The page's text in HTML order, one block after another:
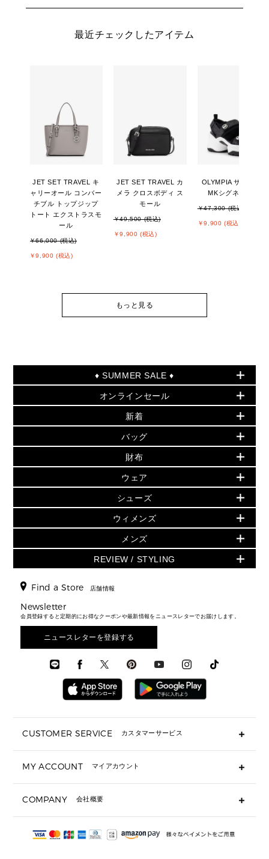
最近チェックしたアイテム
JET SET TRAVEL キ
ャリーオール コンバー
チブル トップジップ
トート エクストラスモ
ール
￥66,000 (税込)
￥9,900 (税込)
JET SET TRAVEL カ
メラ クロスボディ ス
モール
￥49,500 (税込)
￥9,900 (税込)
OLYMPIA サンダル -
MKシグネチャー
￥47,300 (税込)
￥9,900 (税込)
もっと見る
♦ SUMMER SALE ♦
セールおすすめアイテム
▶ ウィメンズ
バッグ
小物
シューズ・靴
ウェア
アクセサリー
時計
▶ メンズ
バッグ
ウェア
アクセサリー
オンラインセール
PRODUCT OF THE MONTH - 今月の特別価格
再値下げアイテム
追加アイテム
▶ ウィメンズすべて(ウェア・シューズ除く)
バッグ
財布・小物
ウェア
シューズ
時計・ジュエリー
アクセサリー
メンズ バッグ
メンズ 財布・小物
メンズ シューズ
メンズ ウェア
メンズ 時計・その他
新着
夏のスタイル
▶ すべて
▶ ウィメンズすべて
財布・小物
アクセサリー
フレグランス
シューズ
▶ メンズすべて
メンズ財布・小物
メンズアクセサリー
メンズウェア
バッグ
人気の定番アイテム
日本限定 - バッグ
▶ ウィメンズすべて
トートバッグ
ショルダーバッグ
クロスボディ・斜め掛け
トラベル
3 IN 1 / 2 IN 1 バッグ
▶ メンズすべて
財布
日本限定 - 財布・小物
▶ ウィメンズすべて
GREENWICH
折り財布(二つ折り・三つ折り)
長財布
▶ メンズすべて
ウェア
▶ ウィメンズすべて
トップス
スカート・パンツ
ジャケット・アウター
▶ メンズすべて
シューズ
▶ ウィメンズすべて
サンダル
スニーカー
▶ メンズすべて
ウィメンズ
人気の定番アイテム
▶ ウィメンズすべて
▶ バッグすべて
通勤・通学アイテム
3 IN 1 バッグ
ミニ財布・フラグメントケース
▶ 小物すべて
定期ケース・カードケース・名刺入れ
スニーカー
メンズ
▶ メンズすべて
財布・小物
時計・ジュエリー
アクセサリー
REVIEW / STYLING
エディターレビュー
Find a Store 店舗情報
Newsletter
会員登録すると定期的にお得なクーポンや最新情報をニュースレターでお届けします。
ニュースレターを登録する
CUSTOMER SERVICE カスタマーサービス
ギフト用にラッピングができますか？
ショッピングバッグを購入商品分送ってもらえますか？
注文後に完了メールが受信できないのですが？
サイズ交換はできますか？
MY ACCOUNT マイアカウント
COMPANY 会社概要
会社概要